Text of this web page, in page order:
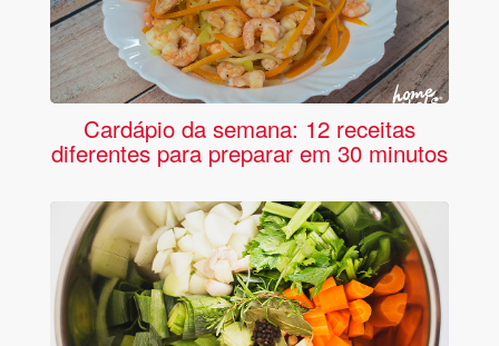
Cardápio da semana: 12 receitas
diferentes para preparar em 30 minutos